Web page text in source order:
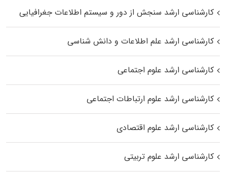
کارشناسی ارشد سنجش از دور و سیستم اطلاعات جغرافیایی
کارشناسی ارشد علم اطلاعات و دانش شناسی
کارشناسی ارشد علوم اجتماعی
کارشناسی ارشد علوم ارتباطات اجتماعی
کارشناسی ارشد علوم اقتصادی
کارشناسی ارشد علوم تربیتی